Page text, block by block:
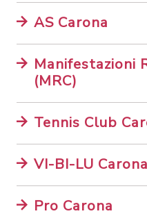
AS Carona
Manifestazioni
(MRC)
Tennis Club
VI-BI-LU Carona
Pro Carona